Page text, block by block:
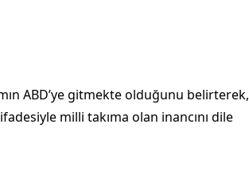
ABD’ye gitmekte olduğunu belirterek,
milli takıma olan inancını dile